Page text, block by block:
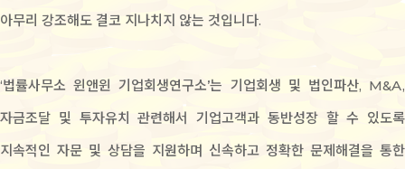
아무리 강조해도 결코 지나치지 않는 것입니다.
‘법률사무소 윈앤윈 기업회생연구소’는 기업회생 및 법인파산, M&A,
자금조달 및 투자유치 관련해서 기업고객과 동반성장 할 수 있도록
지속적인 자문 및 상담을 지원하며 신속하고 정확한 문제해결을 통한